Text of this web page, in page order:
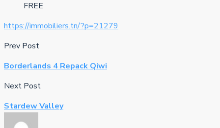
FREE
https://immobiliers.tn/?p=21279
Prev Post
Borderlands 4 Repack Qiwi
Next Post
Stardew Valley